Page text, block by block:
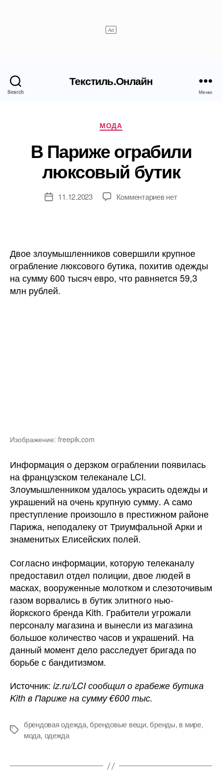
Search
Текстиль.Онлайн
Меню
Рубрики
МОДА
В Париже ограбили
люксовый бутик
Дата11.12.2023 Комментариевк
люксовый
бутик
нет
Двое злоумышленников совершили крупное
ограбление люксового бутика, похитив одежды
на сумму 600 тысяч евро, что равняется 59,3
млн рублей.
Изображение: freepik.com
Информация о дерзком ограблении появилась
на французском телеканале LCI.
Злоумышленником удалось украсить одежды и
украшений на очень крупную сумму. А само
преступление произошло в престижном районе
Парижа, неподалеку от Триумфальной Арки и
знаменитых Елисейских полей.
Согласно информации, которую телеканалу
предоставил отдел полиции, двое людей в
масках, вооруженные молотком и слезоточивым
газом ворвались в бутик элитного нью-
йоркского бренда Kith. Грабители угрожали
персоналу магазина и вынесли из магазина
большое количество часов и украшений. На
данный момент дело расследует бригада по
борьбе с бандитизмом.
Источник: iz.ru/LCI сообщил о грабеже бутика
Kith в Париже на сумму €600 тыс.
Метки
брендовая одежда, брендовые вещи, бренды, в мире,
мода, одежда